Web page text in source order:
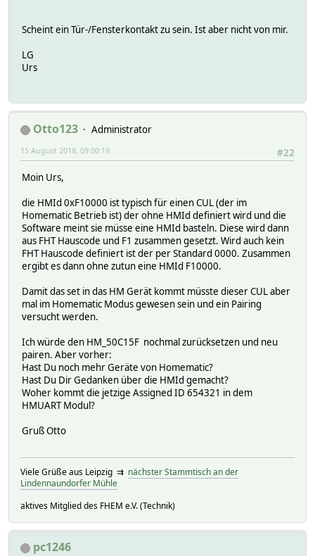
IODev USB_HmUART
actStatus alive
autoReadReg 4_reqStatus
model HM-CC-RT-DN
serialNr NEQ1641356
webCmd getConfig:clear msgEvents:burstXmit
STATE 02
READINGS:
2018-08-14 21:41:18 state Closed
Attributes:
room CUL_FHTTK
Scheint ein Tür-/Fensterkontakt zu sein. Ist aber nicht von mir.
LG
Urs
Otto123
Administrator
#22
15 August 2018, 09:00:19
Moin Urs,
die HMId 0xF10000 ist typisch für einen CUL (der im
Homematic Betrieb ist) der ohne HMId definiert wird und die
Software meint sie müsse eine HMId basteln. Diese wird dann
aus FHT Hauscode und F1 zusammen gesetzt. Wird auch kein
FHT Hauscode definiert ist der per Standard 0000. Zusammen
ergibt es dann ohne zutun eine HMId F10000.
Damit das set in das HM Gerät kommt müsste dieser CUL aber
mal im Homematic Modus gewesen sein und ein Pairing
versucht werden.
Ich würde den HM_50C15F nochmal zurücksetzen und neu
pairen. Aber vorher:
Hast Du noch mehr Geräte von Homematic?
Hast Du Dir Gedanken über die HMId gemacht?
Woher kommt die jetzige Assigned ID 654321 in dem
HMUART Modul?
Gruß Otto
Viele Grüße aus Leipzig ⇉ nächster Stammtisch an der
Lindennaundorfer Mühle
aktives Mitglied des FHEM e.V. (Technik)
pc1246